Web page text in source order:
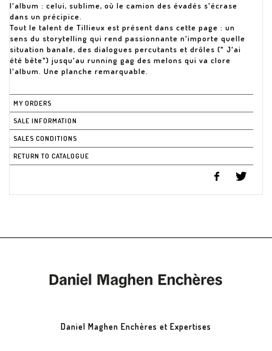
l'album : celui, sublime, où le camion des évadés s'écrase
dans un précipice.
Tout le talent de Tillieux est présent dans cette page : un
sens du storytelling qui rend passionnante n'importe quelle
situation banale, des dialogues percutants et drôles (" J'ai
été bête") jusqu'au running gag des melons qui va clore
MY ORDERS
SALE INFORMATION
SALES CONDITIONS
RETURN TO CATALOGUE
Daniel Maghen Enchères et Expertises